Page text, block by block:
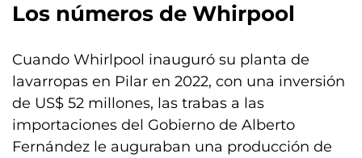
Los números de Whirpool
Cuando Whirlpool inauguró su planta de
lavarropas en Pilar en 2022, con una inversión
de US$ 52 millones, las trabas a las
importaciones del Gobierno de Alberto
Fernández le auguraban una producción de